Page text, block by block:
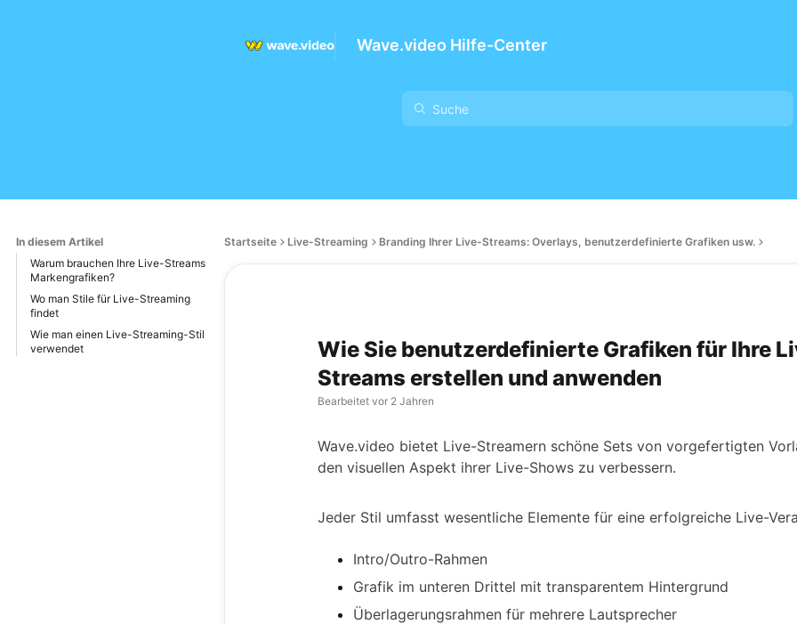
Wave.video Hilfe-Center
In diesem Artikel
Warum brauchen Ihre Live-Streams
Markengrafiken?
Wo man Stile für Live-Streaming
findet
Wie man einen Live-Streaming-Stil
verwendet
Startseite Live-Streaming Branding Ihrer Live-Streams: Overlays, benutzerdefinierte Grafiken usw.
Wie Sie benutzerdefinierte Grafiken für Ihre
Streams erstellen und anwenden
Bearbeitet vor 2 Jahren
Wave.video bietet Live-Streamern schöne Sets von vorgefertigten
den visuellen Aspekt ihrer Live-Shows zu verbessern.
Jeder Stil umfasst wesentliche Elemente für eine erfolgreiche Live-
Intro/Outro-Rahmen
Grafik im unteren Drittel mit transparentem Hintergrund
Überlagerungsrahmen für mehrere Lautsprecher